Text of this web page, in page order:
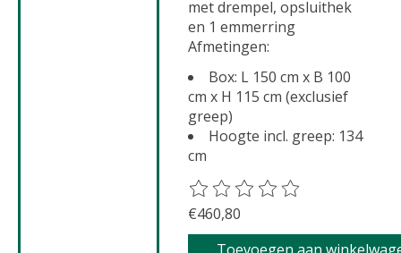
met drempel, opsluithek
en 1 emmerring
Afmetingen:
Box: L 150 cm x B 100
cm x H 115 cm (exclusief
greep)
Hoogte incl. greep: 134
cm
De beoordeling van dit
€460,80